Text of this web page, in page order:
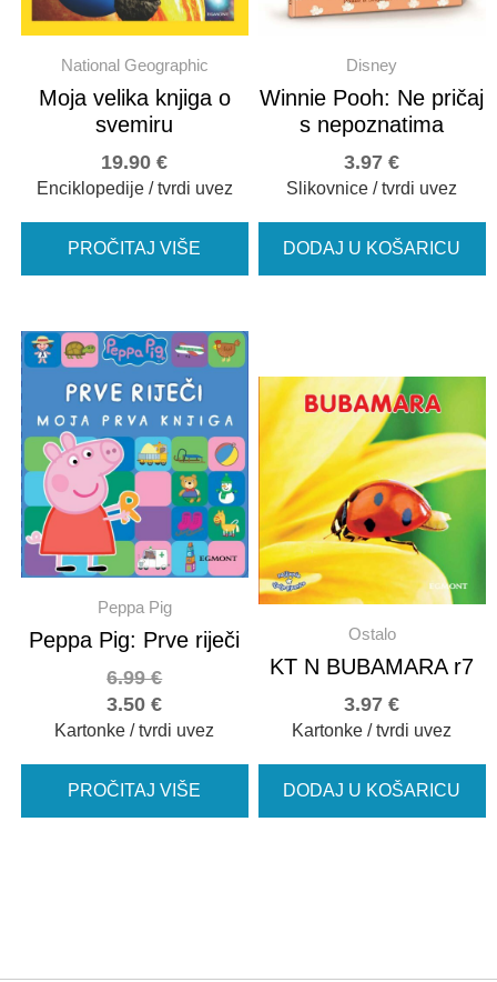
National Geographic
Moja velika knjiga o
svemiru
19.90€
Enciklopedije / tvrdi uvez
PROČITAJ VIŠE
Disney
Winnie Pooh: Ne pričaj
s nepoznatima
3.97€
Slikovnice / tvrdi uvez
DODAJ U KOŠARICU
Peppa Pig
Peppa Pig: Prve riječi
3.50€
6.99€
Kartonke / tvrdi uvez
PROČITAJ VIŠE
Ostalo
KT N BUBAMARA r7
3.97€
Kartonke / tvrdi uvez
DODAJ U KOŠARICU